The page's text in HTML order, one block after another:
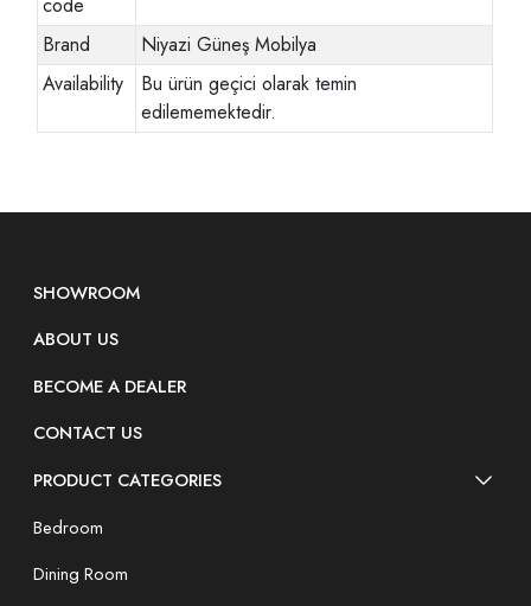
Brand
Niyazi Güneş Mobilya
Availability
Bu ürün geçici olarak temin
edilememektedir.
SHOWROOM
ABOUT US
BECOME A DEALER
CONTACT US
PRODUCT CATEGORIES
Bedroom
Dining Room